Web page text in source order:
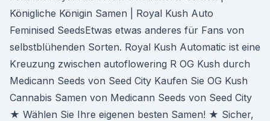
Königliche Königin Samen | Royal Kush Auto
Feminised SeedsEtwas etwas anderes für Fans von
selbstblühenden Sorten. Royal Kush Automatic ist eine
Kreuzung zwischen autoflowering R OG Kush durch
Medicann Seeds von Seed City Kaufen Sie OG Kush
Cannabis Samen von Medicann Seeds von Seed City
★ Wählen Sie Ihre eigenen besten Samen! ★ Sicher,